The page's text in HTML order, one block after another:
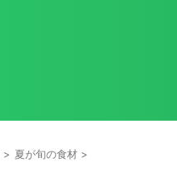
> 夏が旬の食材 >